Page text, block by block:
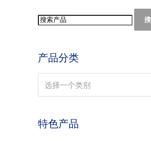
搜
产品分类
Select a category
选择一个类别
特色产品